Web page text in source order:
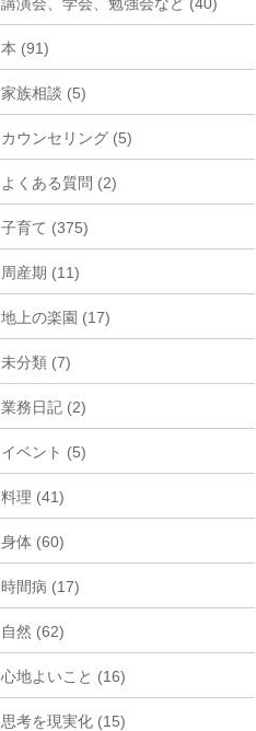
本 (91)
家族相談 (5)
カウンセリング (5)
よくある質問 (2)
子育て (375)
周産期 (11)
地上の楽園 (17)
未分類 (7)
業務日記 (2)
イベント (5)
料理 (41)
身体 (60)
時間病 (17)
自然 (62)
心地よいこと (16)
思考を現実化 (15)